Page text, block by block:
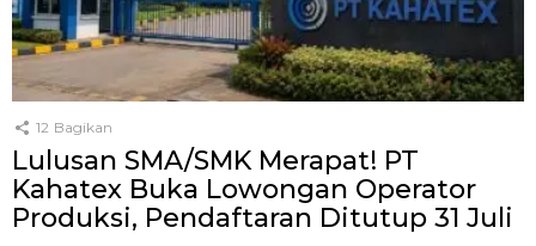
12 Bagikan
Lulusan SMA/SMK Merapat! PT
Kahatex Buka Lowongan Operator
Produksi, Pendaftaran Ditutup 31 Juli